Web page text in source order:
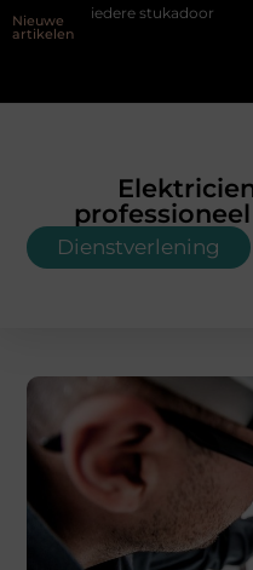
Nieuwe
artikelen
Hoe bouwfolie
Dienstverlening